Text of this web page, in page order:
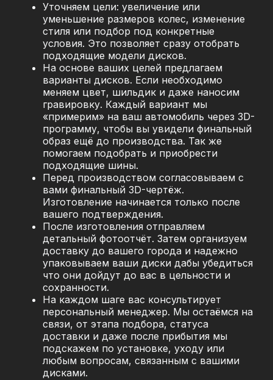
Уточняем цели: увеличение или
уменьшение размеров колес, изменение
стиля или подбор под конкретные
условия. Это позволяет сразу отобрать
подходящие модели дисков.
На основе ваших целей предлагаем
варианты дисков. Если необходимо
меняем цвет, шильдик и даже наносим
гравировку. Каждый вариант мы
«примерим» на ваш автомобиль через 3D-
программу, чтобы вы увидели финальный
образ ещё до производства. Так же
помогаем подобрать и приобрести
подходящие шины.
Перед производством согласовываем с
вами финальный 3D-чертёж.
Изготовление начинается только после
вашего подтверждения.
После изготовления отправляем
детальный фотоотчёт. Затем организуем
доставку до вашего города и надежно
упаковываем ваши диски дабы убедиться
что они дойдут до вас в цельности и
сохранности.
На каждом шаге вас консультирует
персональный менеджер. Мы остаёмся на
связи, от этапа подбора, статуса
доставки и даже после прибытия мы
подскажем по установке, уходу или
любым вопросам, связанным с вашими
дисками.